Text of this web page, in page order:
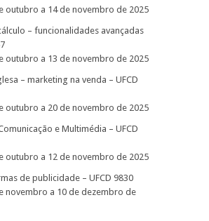
outubro a 14 de novembro de 2025
– funcionalidades avançadas
outubro a 13 de novembro de 2025
– marketing na venda – UFCD
outubro a 20 de novembro de 2025
e Multimédia – UFCD
outubro a 12 de novembro de 2025
de publicidade – UFCD 9830
novembro a 10 de dezembro de